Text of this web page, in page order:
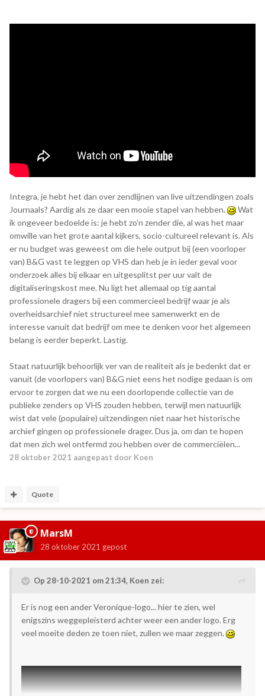
Integra, je hebt het dan over zendlijnen van live uitzendingen zoals
Journaals? Aardig als ze daar een mooie stapel van hebben.
Wat
ik ongeveer bedoelde is: je hebt zo'n zender die, al was het maar
omwille van het grote aantal kijkers, socio-cultureel relevant is. Als
er nu budget was geweest om die hele output bij (een voorloper
van) B&G vast te leggen op VHS dan heb je in ieder geval voor
onderzoek alles bij elkaar en uitgesplitst per uur valt de
digitaliseringskost mee. Nu ligt het allemaal op tig aantal
professionele dragers bij een commercieel bedrijf waar je als
overheidsarchief niet structureel mee samenwerkt en de
interesse vanuit dat bedrijf om mee te denken voor het algemeen
belang is eerder beperkt. Lastig.
Staat natuurlijk behoorlijk ver van de realiteit als je bedenkt dat er
vanuit (de voorlopers van) B&G niet eens het nodige gedaan is om
ervoor te zorgen dat we nu een doorlopende collectie van de
publieke zenders op VHS zouden hebben, terwijl men natuurlijk
wist dat vele (populaire) uitzendingen niet naar het historische
archief gingen op professionele drager. Dus ja, om dan te hopen
dat men zich wel ontfermd zou hebben over de commerciëlen...
28 oktober 2021 aangepast door Koen
Quote
MarsM
28 oktober 2021 gepost
Op 28-10-2021 om 21:34, Koen zei:
Er is nog een ander Veronique-logo... hier te zien, wel
enigszins weggepleisterd achter weer een ander logo. Erg
veel moeite deden ze toen niet, zullen we maar zeggen.